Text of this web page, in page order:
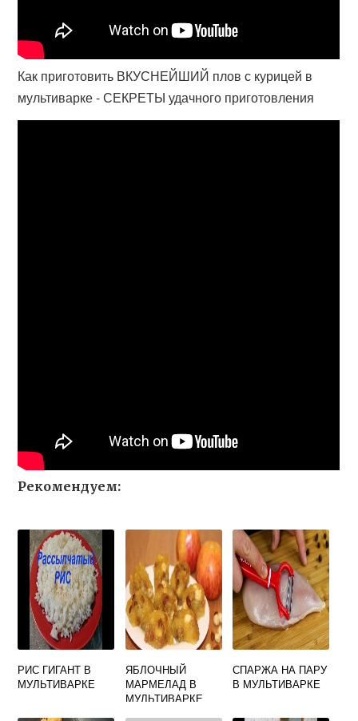
Как приготовить ВКУСНЕЙШИЙ плов с курицей в
мультиварке - СЕКРЕТЫ удачного приготовления
Рекомендуем:
РИС ГИГАНТ В
МУЛЬТИВАРКЕ
ЯБЛОЧНЫЙ
МАРМЕЛАД В
МУЛЬТИВАРКЕ
СПАРЖА НА ПАРУ
В МУЛЬТИВАРКЕ